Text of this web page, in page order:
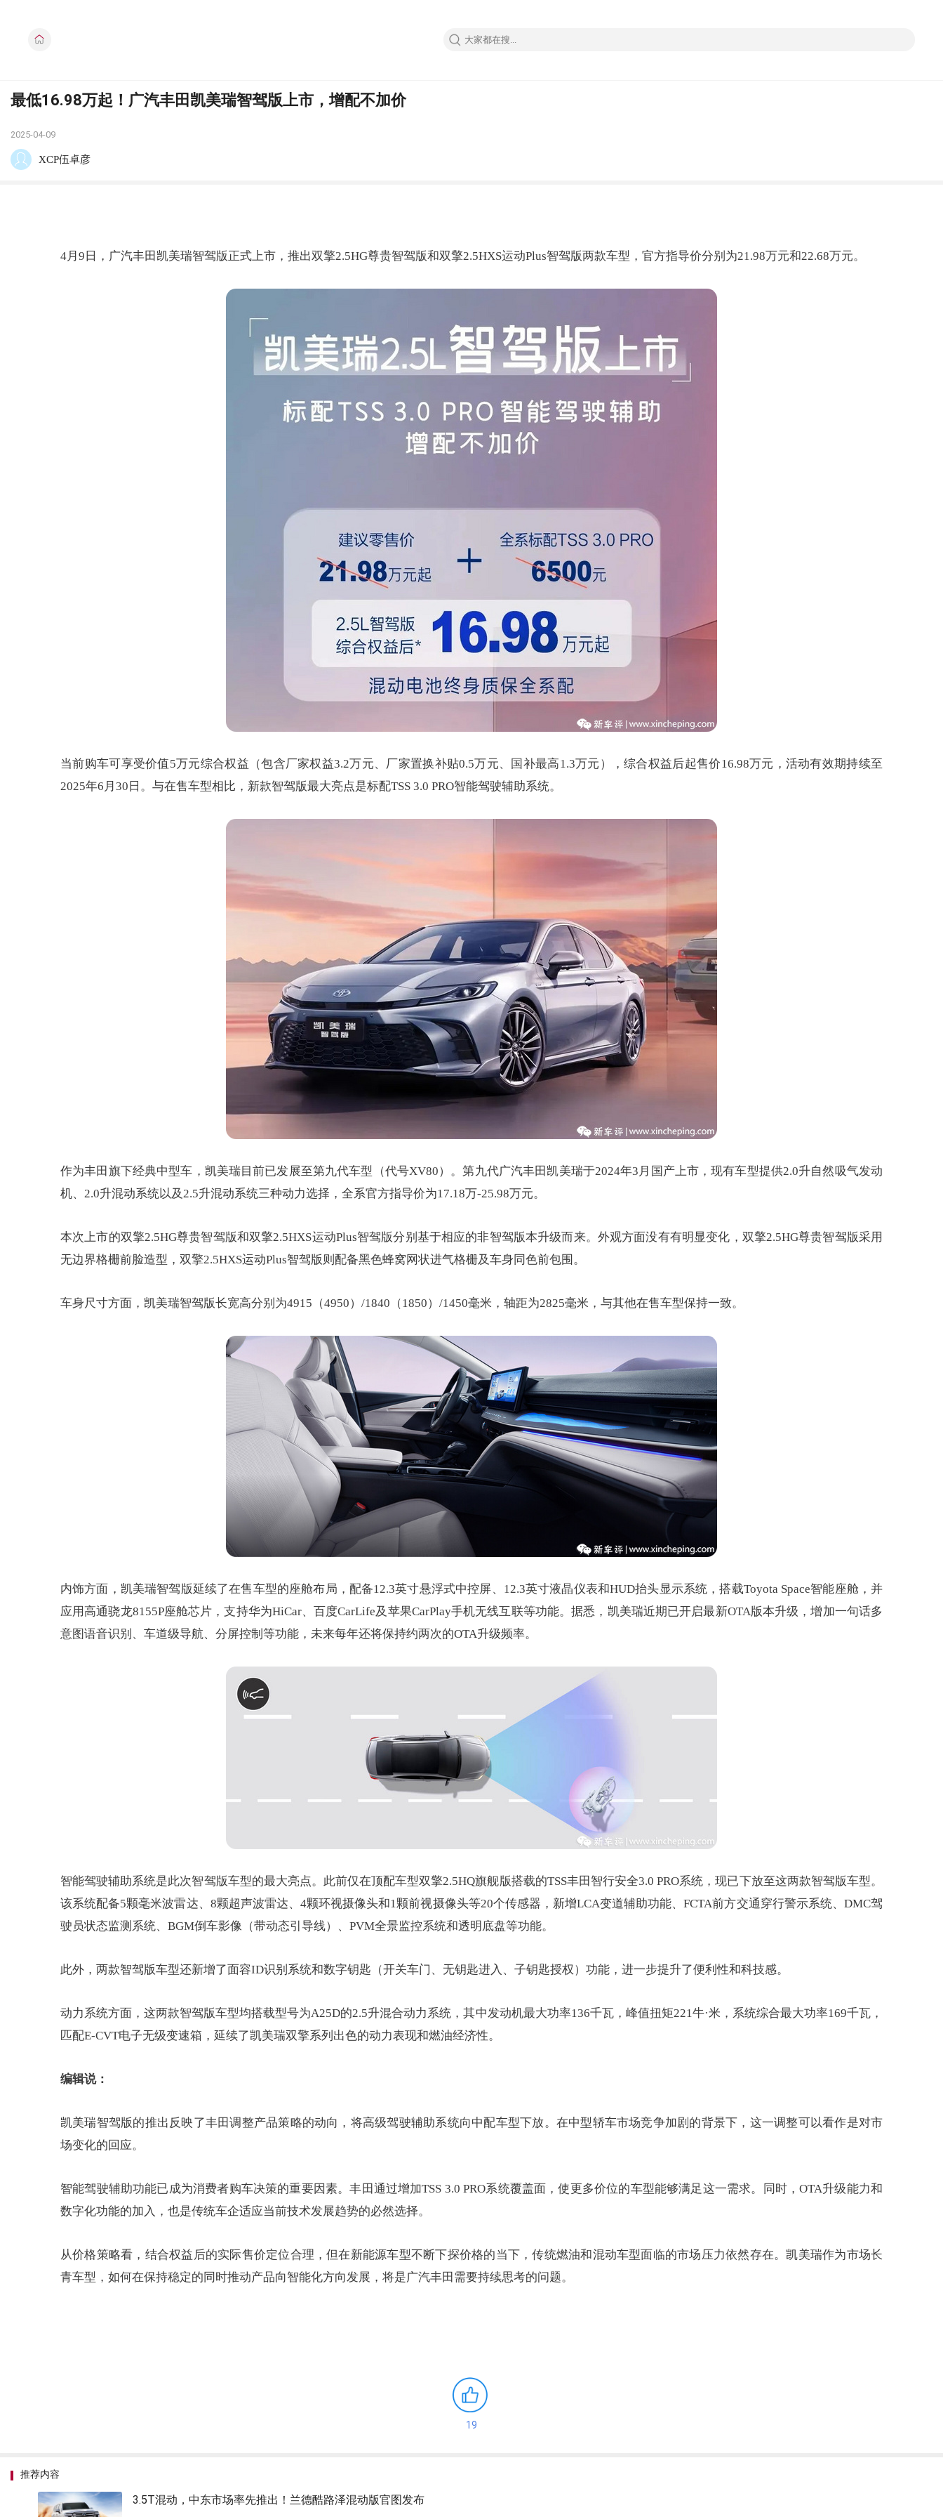
最低16.98万起！广汽丰田凯美瑞智驾版上市，增配不加价
2025-04-09
XCP伍卓彦
4月9日，广汽丰田凯美瑞智驾版正式上市，推出双擎2.5HG尊贵智驾版和双擎2.5HXS运动Plus智驾版两款车型，官方指导价分别为21.98万元和22.68万元。
当前购车可享受价值5万元综合权益（包含厂家权益3.2万元、厂家置换补贴0.5万元、国补最高1.3万元），综合权益后起售价16.98万元，活动有效期持续至
2025年6月30日。与在售车型相比，新款智驾版最大亮点是标配TSS 3.0 PRO智能驾驶辅助系统。
作为丰田旗下经典中型车，凯美瑞目前已发展至第九代车型（代号XV80）。第九代广汽丰田凯美瑞于2024年3月国产上市，现有车型提供2.0升自然吸气发动
机、2.0升混动系统以及2.5升混动系统三种动力选择，全系官方指导价为17.18万-25.98万元。
本次上市的双擎2.5HG尊贵智驾版和双擎2.5HXS运动Plus智驾版分别基于相应的非智驾版本升级而来。外观方面没有有明显变化，双擎2.5HG尊贵智驾版采用
无边界格栅前脸造型，双擎2.5HXS运动Plus智驾版则配备黑色蜂窝网状进气格栅及车身同色前包围。
车身尺寸方面，凯美瑞智驾版长宽高分别为4915（4950）/1840（1850）/1450毫米，轴距为2825毫米，与其他在售车型保持一致。
内饰方面，凯美瑞智驾版延续了在售车型的座舱布局，配备12.3英寸悬浮式中控屏、12.3英寸液晶仪表和HUD抬头显示系统，搭载Toyota Space智能座舱，并
应用高通骁龙8155P座舱芯片，支持华为HiCar、百度CarLife及苹果CarPlay手机无线互联等功能。据悉，凯美瑞近期已开启最新OTA版本升级，增加一句话多
意图语音识别、车道级导航、分屏控制等功能，未来每年还将保持约两次的OTA升级频率。
智能驾驶辅助系统是此次智驾版车型的最大亮点。此前仅在顶配车型双擎2.5HQ旗舰版搭载的TSS丰田智行安全3.0 PRO系统，现已下放至这两款智驾版车型。
该系统配备5颗毫米波雷达、8颗超声波雷达、4颗环视摄像头和1颗前视摄像头等20个传感器，新增LCA变道辅助功能、FCTA前方交通穿行警示系统、DMC驾
驶员状态监测系统、BGM倒车影像（带动态引导线）、PVM全景监控系统和透明底盘等功能。
此外，两款智驾版车型还新增了面容ID识别系统和数字钥匙（开关车门、无钥匙进入、子钥匙授权）功能，进一步提升了便利性和科技感。
动力系统方面，这两款智驾版车型均搭载型号为A25D的2.5升混合动力系统，其中发动机最大功率136千瓦，峰值扭矩221牛·米，系统综合最大功率169千瓦，
匹配E-CVT电子无级变速箱，延续了凯美瑞双擎系列出色的动力表现和燃油经济性。
编辑说：
凯美瑞智驾版的推出反映了丰田调整产品策略的动向，将高级驾驶辅助系统向中配车型下放。在中型轿车市场竞争加剧的背景下，这一调整可以看作是对市
场变化的回应。
智能驾驶辅助功能已成为消费者购车决策的重要因素。丰田通过增加TSS 3.0 PRO系统覆盖面，使更多价位的车型能够满足这一需求。同时，OTA升级能力和
数字化功能的加入，也是传统车企适应当前技术发展趋势的必然选择。
从价格策略看，结合权益后的实际售价定位合理，但在新能源车型不断下探价格的当下，传统燃油和混动车型面临的市场压力依然存在。凯美瑞作为市场长
青车型，如何在保持稳定的同时推动产品向智能化方向发展，将是广汽丰田需要持续思考的问题。
19
推荐内容
3.5T混动，中东市场率先推出！兰德酷路泽混动版官图发布